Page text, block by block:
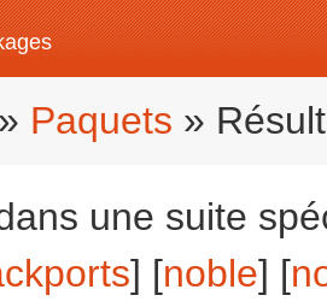
» Paquets »
une suite
] [noble] [